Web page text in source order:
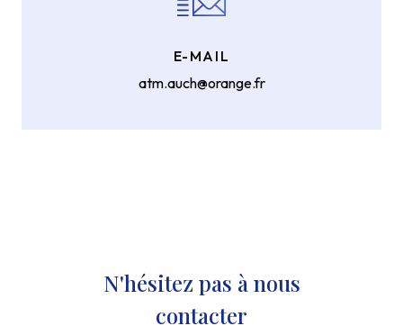
E-MAIL
atm.auch@orange.fr
N'hésitez pas à nous
contacter